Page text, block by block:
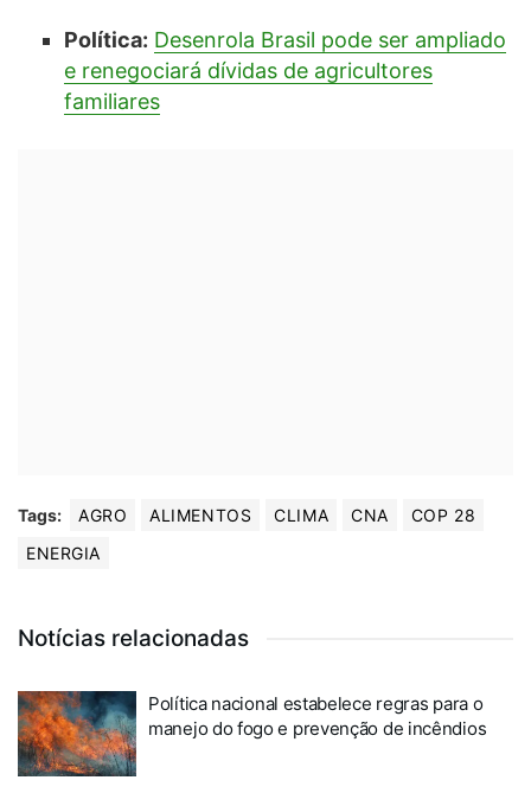
Política: Desenrola Brasil pode ser ampliado
e renegociará dívidas de agricultores
familiares
Tags: AGRO ALIMENTOS CLIMA CNA
COP 28
ENERGIA
Notícias relacionadas
Política nacional estabelece regras para o
manejo do fogo e prevenção de incêndios